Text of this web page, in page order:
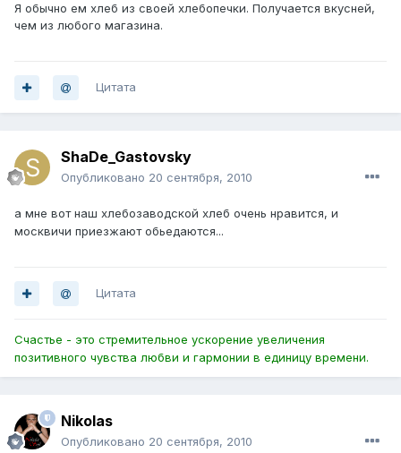
Я обычно ем хлеб из своей хлебопечки. Получается вкусней,
чем из любого магазина.
Цитата
ShaDe_Gastovsky
Опубликовано 20 сентября, 2010
а мне вот наш хлебозаводской хлеб очень нравится, и
москвичи приезжают обьедаются...
Цитата
Счастье - это стремительное ускорение увеличения
позитивного чувства любви и гармонии в единицу времени.
Nikolas
Опубликовано 20 сентября, 2010